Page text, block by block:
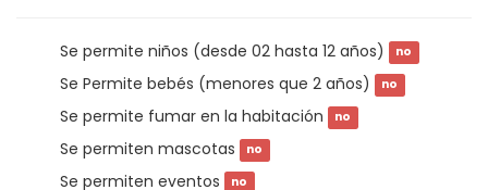
Se permite niños (desde 02 hasta 12 años) no
Se Permite bebés (menores que 2 años) no
Se permite fumar en la habitación no
Se permiten mascotas no
Se permiten eventos no